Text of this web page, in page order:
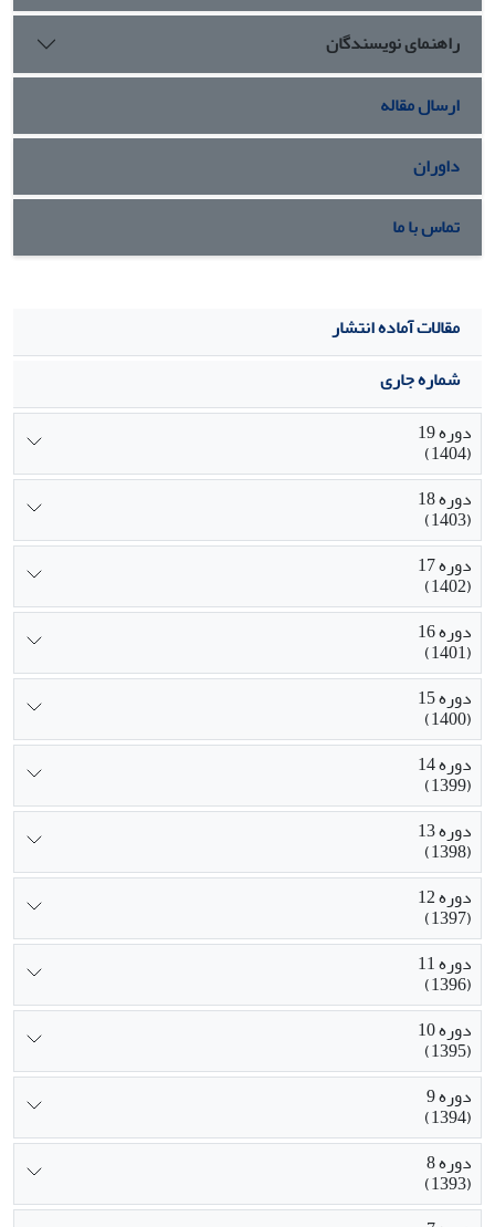
نداشت اما توسعه برونزایِ کلانشهر کرمانشاه این روستا را به
شیوه‌ای آمرانه و از بالا در درون خود جای داد. به همین دلیل
پیامدهای منفی گوناگونی به همراه داشت که عبارتند از: از بین
رفتن زمین‌های کشاورزی، سلب مالکیت گسترده، زوال
سکونت‌پذیری، شکل‌گیری محله‌ای کم‌برخودار، قیمت پایین ملک
وانزوای تحمیلی در درون دیوارهای بلند
راهنمای نویسندگان
ارسال مقاله
داوران
تماس با ما
مقالات آماده انتشار
شماره جاری
دوره 19
(1404)
دوره 18
(1403)
دوره 17
(1402)
دوره 16
(1401)
دوره 15
(1400)
دوره 14
(1399)
دوره 13
(1398)
دوره 12
(1397)
دوره 11
(1396)
دوره 10
(1395)
دوره 9
(1394)
دوره 8
(1393)